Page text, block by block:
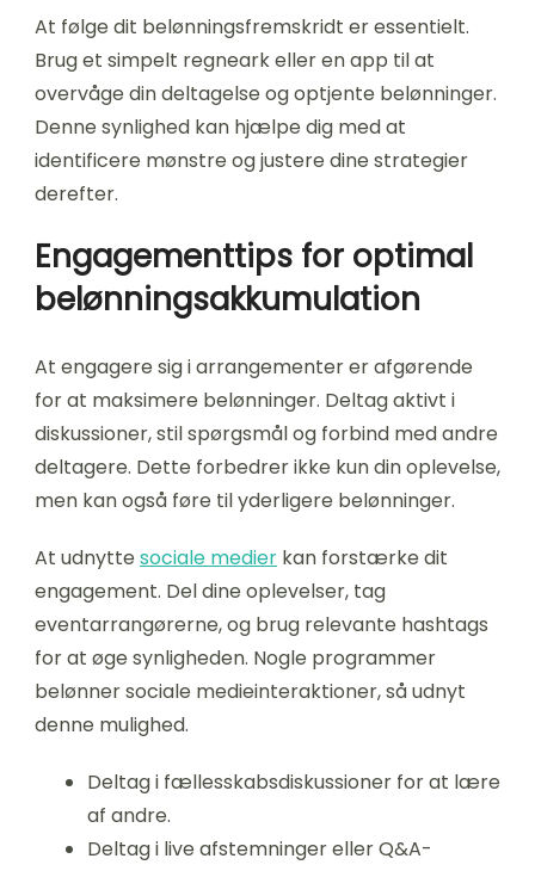
At følge dit belønningsfremskridt er essentielt.
Brug et simpelt regneark eller en app til at
overvåge din deltagelse og optjente belønninger.
Denne synlighed kan hjælpe dig med at
identificere mønstre og justere dine strategier
derefter.
Engagementtips for optimal
belønningsakkumulation
At engagere sig i arrangementer er afgørende
for at maksimere belønninger. Deltag aktivt i
diskussioner, stil spørgsmål og forbind med andre
deltagere. Dette forbedrer ikke kun din oplevelse,
men kan også føre til yderligere belønninger.
At udnytte sociale medier kan forstærke dit
engagement. Del dine oplevelser, tag
eventarrangørerne, og brug relevante hashtags
for at øge synligheden. Nogle programmer
belønner sociale medieinteraktioner, så udnyt
denne mulighed.
Deltag i fællesskabsdiskussioner for at lære
af andre.
Deltag i live afstemninger eller Q&A-